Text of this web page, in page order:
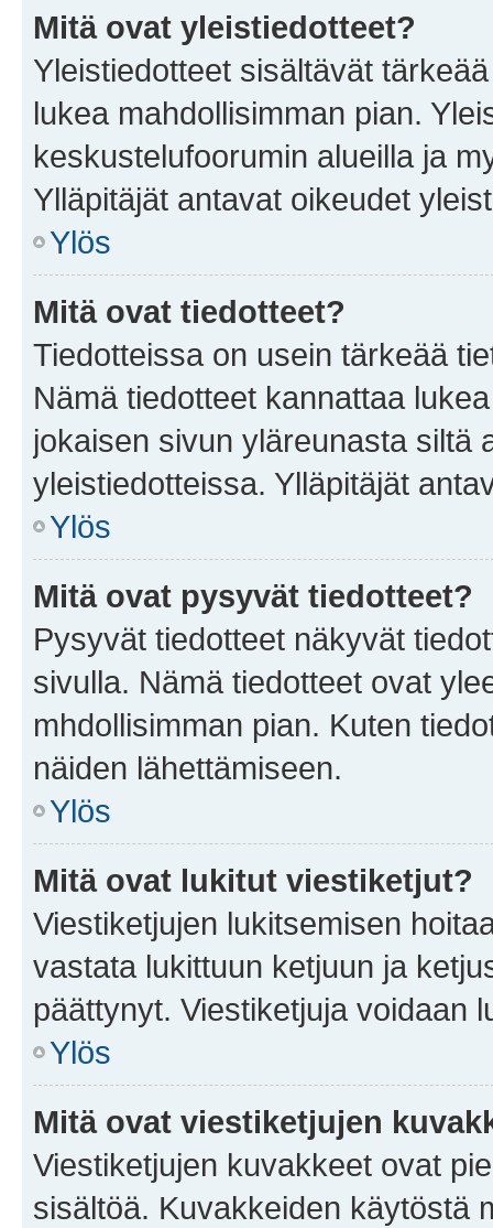
Mitä ovat yleistiedotteet?
Yleistiedotteet sisältävät
lukea mahdollisimman pian.
keskustelufoorumin alueilla ja
Ylläpitäjät antavat oikeudet
Ylös
Mitä ovat tiedotteet?
Tiedotteissa on usein tärkeää
Nämä tiedotteet kannattaa
jokaisen sivun yläreunasta siltä
yleistiedotteissa. Ylläpitäjät
Ylös
Mitä ovat pysyvät tiedotteet?
Pysyvät tiedotteet näkyvät
sivulla. Nämä tiedotteet ovat
mhdollisimman pian. Kuten
näiden lähettämiseen.
Ylös
Mitä ovat lukitut viestiketjut?
Viestiketjujen lukitsemisen
vastata lukittuun ketjuun ja
päättynyt. Viestiketjuja voidaan
Ylös
Mitä ovat viestiketjujen
Viestiketjujen kuvakkeet ovat
sisältöä. Kuvakkeiden käytöstä